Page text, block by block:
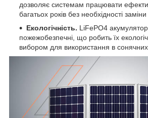
дозволяє системам працювати
багатьох років без необхідності
Екологічність. LiFePO4
пожежобезпечні, що робить їх
вибором для використання в сонячних